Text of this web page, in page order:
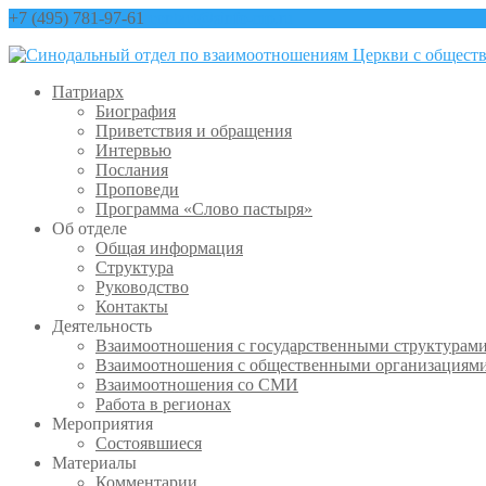
+7 (495) 781-97-61
Патриарх
Биография
Приветствия и обращения
Интервью
Послания
Проповеди
Программа «Слово пастыря»
Об отделе
Общая информация
Структура
Руководство
Контакты
Деятельность
Взаимоотношения с государственными
Взаимоотношения с общественными
Взаимоотношения со СМИ
Работа в регионах
Мероприятия
Состоявшиеся
Материалы
Комментарии